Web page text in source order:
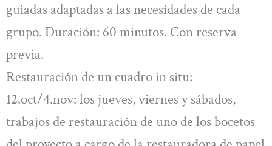
guiadas adaptadas a las necesidades de cada
grupo. Duración: 60 minutos. Con reserva
previa.
Restauración de un cuadro in situ:
12.oct/4.nov: los jueves, viernes y sábados,
trabajos de restauración de uno de los bocetos